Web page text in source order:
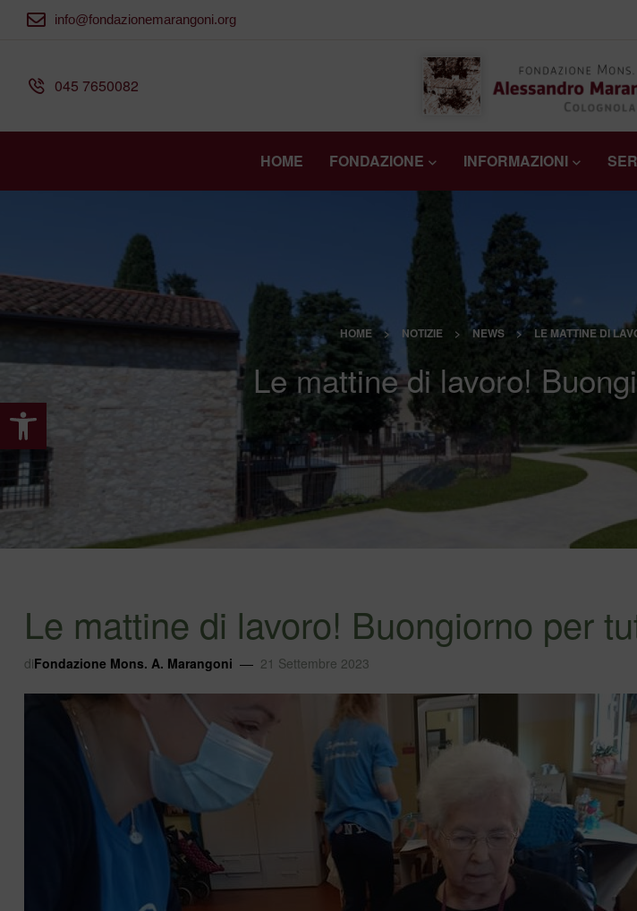
Apri la barra degli strumenti
info@fondazionemarangoni.org
045 7650082
HOME FONDAZIONE INFORMAZIONI
HOME > NOTIZIE > NEWS > LE MATTINE DI
Le mattine di lavoro!
Le mattine di lavoro! Buongiorno per
diFondazione Mons. A. Marangoni 21 Settembre 2023